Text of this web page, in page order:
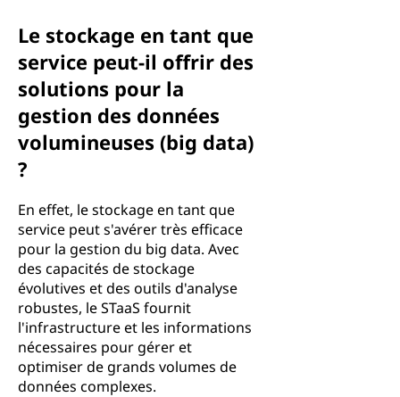
Le stockage en tant que
service peut-il offrir des
solutions pour la
gestion des données
volumineuses (big data)
?
En effet, le stockage en tant que
service peut s'avérer très efficace
pour la gestion du big data. Avec
des capacités de stockage
évolutives et des outils d'analyse
robustes, le STaaS fournit
l'infrastructure et les informations
nécessaires pour gérer et
optimiser de grands volumes de
données complexes.